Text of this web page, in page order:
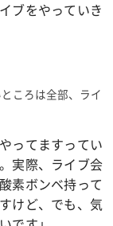
ブをやっていき
ころは全部、ライ
ってますってい
実際、ライブ会
素ボンベ持って
けど、でも、気